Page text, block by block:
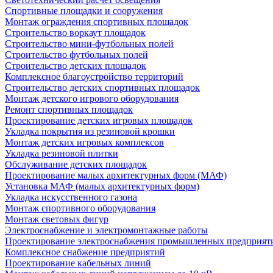
Спортивные площадки и сооружения
Монтаж ограждения спортивных площадок
Строительство воркаут площадок
Строительство мини-футбольных полей
Строительство футбольных полей
Строительство детских площадок
Комплексное благоустройство территорий
Строительство детских спортивных площадок
Монтаж детского игрового оборудования
Ремонт спортивных площадок
Проектирование детских игровых площадок
Укладка покрытия из резиновой крошки
Монтаж детских игровых комплексов
Укладка резиновой плитки
Обслуживание детских площадок
Проектирование малых архитектурных форм (МАФ)
Установка МАФ (малых архитектурных форм)
Укладка искусственного газона
Монтаж спортивного оборудования
Монтаж световых фигур
Электроснабжение и электромонтажные работы
Проектирование электроснабжения промышленных
Комплексное снабжение предприятий
Проектирование кабельных линий